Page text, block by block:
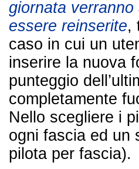
giornata
essere reinserite,
caso in cui un
inserire la nuova
punteggio
completamente
Nello scegliere i
ogni fascia ed un
pilota per fascia).